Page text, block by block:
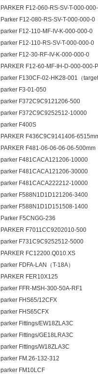
PARKER F12-060-RS-SV-T-000-
Parker F12-080-RS-SV-T-000-000-0
parker F12-110-MF-IV-K-000-000-0
parker F12-110-RS-SV-T-000-000-0
parker F12-30-RF-IV-K-000-000-0
PARKER F12-60-MF-IH-D-000-000-
parker F130CF-02-HK28-001（
parker F3-01-050
parker F372C9C9121206-500
parker F372C9C9252512-10000
parker F400S
PARKER F436C9C9141406-
PARKER F481-06-06-06-06-500mm
parker F481CACA121206-10000
parker F481CACA121206-30000
parker F481CACA222212-10000
parker F588N1D1D121206-3400
parker F588N1D1D151508-1400
Parker F5CNGG-236
PARKER F7011CC9202010-500
parker F731C9C9252512-5000
PARKER FC12200.Q010.XS
parker FDFA-LAN（T-18A）
PARKER FER10X125
parker FFR-MSH-300-50A-RF1
parker FHS65/12CFX
parker FHS65CFX
parker Fittings/EW18ZLA3C
parker Fittings/GE18LRA3C
parker Fittings/W18ZLA3C
parker FM.26-132-312
parker FM10LCF